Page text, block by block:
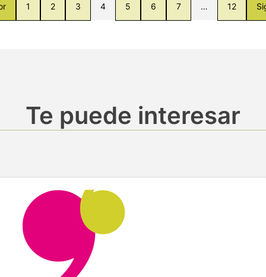
1 2 3 4 5 6 7 … 12
Te puede interesar